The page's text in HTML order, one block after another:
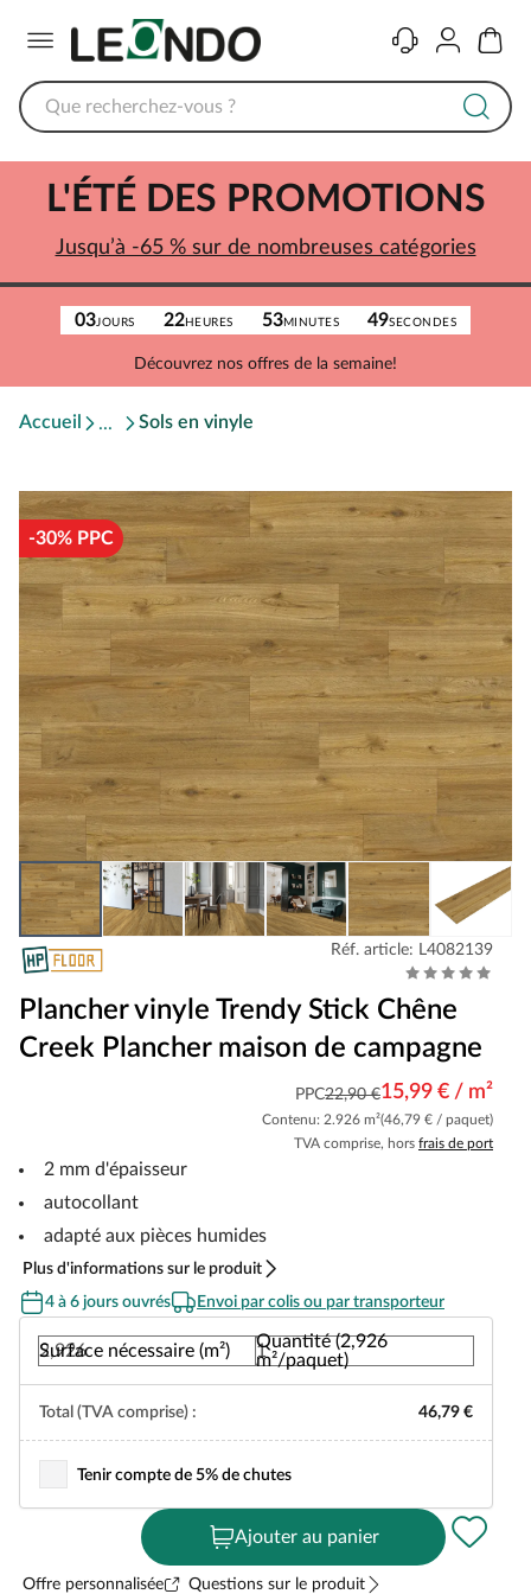
ContactComptePanier
03JOURS 22HEURES 53MINUTES 49SECONDES
Découvrez nos offres de la semaine!
L'ÉTÉ DES PROMOTIONS
Jusqu’à -65 % sur de nombreuses catégories
Accueil Sols en vinyle
-30% PPC
Réf. article: L4082139
Plancher vinyle Trendy Stick Chêne
Creek Plancher maison de campagne
PPC22,90 €15,99 € / m²
Contenu: 2.926 m²(46,79 € / paquet)
TVA comprise, hors frais de port
2 mm d'épaisseur
autocollant
adapté aux pièces humides
Plus d'informations sur le produit
4 à 6 jours ouvrés
Envoi par colis ou par transporteur
Surface nécessaire (m²)
Quantité (2,926
m²/paquet)
Total (TVA comprise) : 46,79 €
Tenir compte de 5% de chutes
Ajouter au panier
Offre personnalisée Questions sur le produit